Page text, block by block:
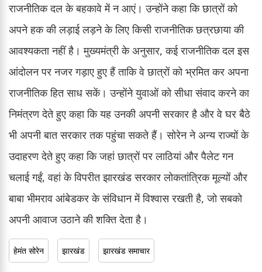
राजनीतिक दल के बहकावे में न आएं। उन्होंने कहा कि छात्रों को
अपने हक की लड़ाई लड़ने के लिए किसी राजनीतिक छत्रछाया की
आवश्यकता नहीं है। मुख्यमंत्री के अनुसार, कई राजनीतिक दल इस
आंदोलन पर नजर गड़ाए हुए हैं ताकि वे छात्रों को भ्रमित कर अपना
राजनीतिक हित साध सकें। उन्होंने युवाओं को सीधा संवाद करने का
निमंत्रण देते हुए कहा कि यह उनकी अपनी सरकार है और वे घर बैठे
भी अपनी बात सरकार तक पहुंचा सकते हैं। सोरेन ने अन्य राज्यों के
उदाहरण देते हुए कहा कि जहां छात्रों पर लाठियां और पैलेट गन
चलाई गईं, वहां के विपरीत झारखंड सरकार लोकतांत्रिक मूल्यों और
बाबा भीमराव आंबेडकर के संविधान में विश्वास रखती है, जो सबको
अपनी आवाज उठाने की शक्ति देता है।
हेमंत सोरेन झारखंड झारखंड समाचार